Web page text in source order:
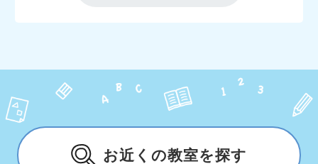
お近くの教室を探す